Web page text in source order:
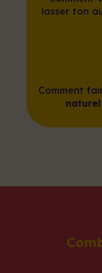
lasser ton
Comment